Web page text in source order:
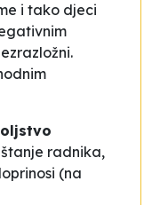
i tako djeci
radnika,
(na